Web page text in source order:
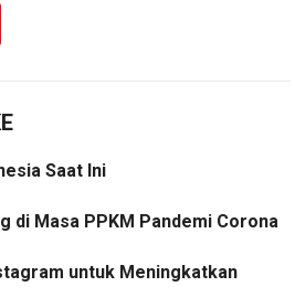
Saat Ini
di Masa PPKM Pandemi Corona
untuk Meningkatkan